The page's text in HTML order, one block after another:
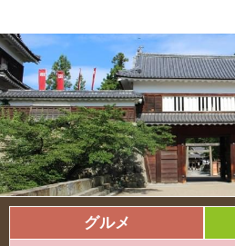
グルメ